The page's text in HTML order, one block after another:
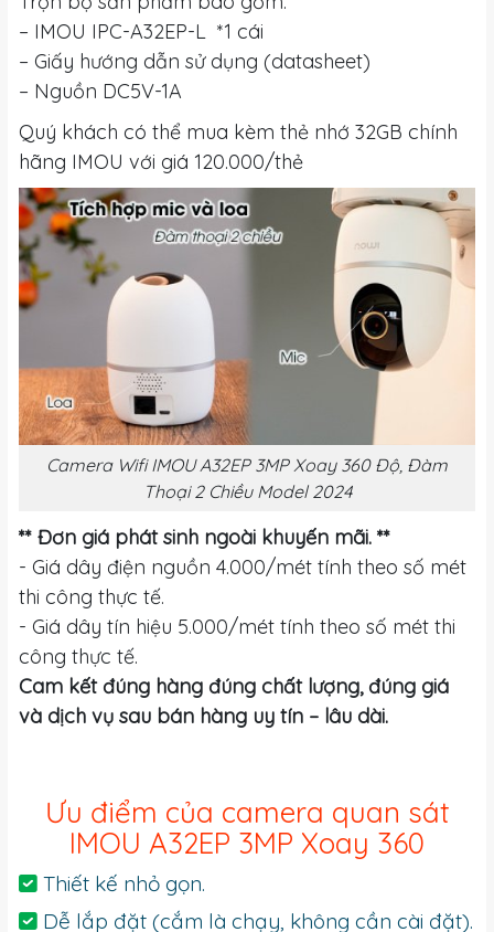
– IMOU IPC-A32EP-L *1 cái
– Giấy hướng dẫn sử dụng (datasheet)
– Nguồn DC5V-1A
Quý khách có thể mua kèm thẻ nhớ 32GB chính
hãng IMOU với giá 120.000/thẻ
Camera Wifi IMOU A32EP 3MP Xoay 360 Độ, Đàm
Thoại 2 Chiều Model 2024
** Đơn giá phát sinh ngoài khuyến mãi. **
- Giá dây điện nguồn 4.000/mét tính theo số mét
thi công thực tế.
- Giá dây tín hiệu 5.000/mét tính theo số mét thi
công thực tế.
Cam kết đúng hàng đúng chất lượng, đúng giá
và dịch vụ sau bán hàng uy tín – lâu dài.
Ưu điểm của camera quan sát
IMOU A32EP 3MP Xoay 360
Thiết kế nhỏ gọn.
Dễ lắp đặt (cắm là chạy, không cần cài đặt).